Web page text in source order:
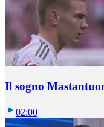
Il sogno
02:00